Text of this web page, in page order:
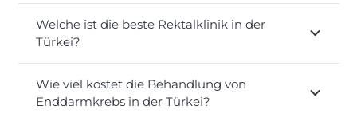
Welche ist die beste Rektalklinik in der
Türkei?
Wie viel kostet die Behandlung von
Enddarmkrebs in der Türkei?